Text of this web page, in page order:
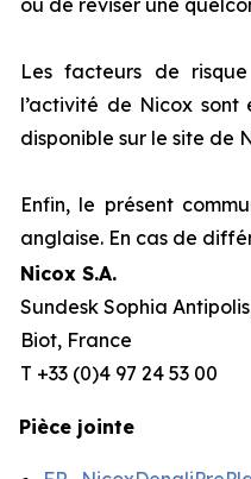
ou de réviser une
Les facteurs de risque
l’activité de Nicox sont
disponible sur le site de
Enfin, le présent
anglaise. En cas de
Nicox S.A.
Sundesk Sophia
Biot, France
T +33 (0)4 97 24 53 00
Pièce jointe